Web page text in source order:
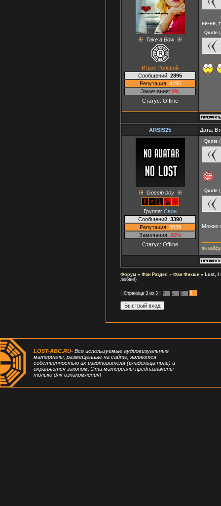
Take a Bow
Игрок Ролевой
Сообщений: 2895
Репутация: 4295
Замечания: 0%
Статус: Offline
не-не,
Quote (
ARSIS25 Дата:
Gossip boy
Группа: Свои
Сообщений: 3390
Репутация: 3839
Замечания: 20%
Статус: Offline
Quote (
Quote (
Можно
по кайфу
Форум » Фан Раздел » Фан Фикшн »
Lost,
любви!)
Страница 3 из 3 « 1 2 3
LOST-ABC.RU- Все используемые аудиовизуальные
материалы, размещенные на сайте, являются
собственностью их изготовителя (владельца прав) и
охраняются законом. Эти материалы предназначены
только для ознакомления!